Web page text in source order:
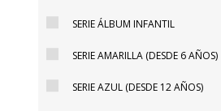
SERIE ÁLBUM INFANTIL
SERIE AMARILLA (DESDE 6 AÑOS)
SERIE AZUL (DESDE 12 AÑOS)